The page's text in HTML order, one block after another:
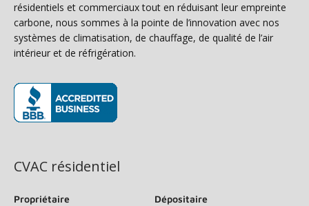
résidentiels et commerciaux tout en réduisant leur empreinte
carbone, nous sommes à la pointe de l’innovation avec nos
systèmes de climatisation, de chauffage, de qualité de l’air
intérieur et de réfrigération.
CVAC résidentiel
Propriétaire
Dépositaire